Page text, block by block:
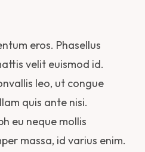
eros. Phasellus
velit euismod id.
leo, ut congue
quis ante nisi.
eu neque mollis
massa, id varius enim.